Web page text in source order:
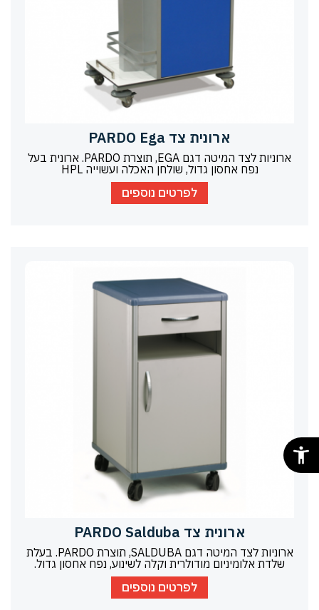
ארונית צד PARDO Ega
ארוניות לצד המיטה דגם EGA, תוצרת PARDO. ארונית בעל
נפח אחסון גדול, שולחן האכלה ועשוייה HPL
לפרטים נוספים
ארונית צד PARDO Salduba
ארוניות לצד המיטה דגם SALDUBA, תוצרת PARDO. בעלת
שלדת אלומיניום מודולרית וקלה לשינוע, נפח אחסון גדול.
לפרטים נוספים